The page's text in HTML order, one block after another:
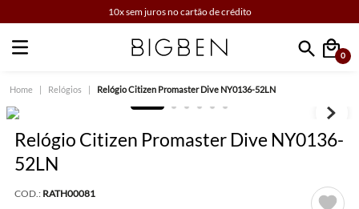
10x sem juros no cartão de crédito
Faça sua busca
0
Relógios Relógio Citizen Promaster Dive NY0136-52LN
Relógio Citizen Promaster Dive NY0136-
52LN
COD.: RATH00081